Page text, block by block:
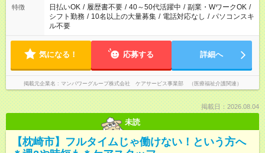
業はご案内が難しい場合があります
特徴 日払いOK / 履歴書不要 / 40～50代活躍中 / 副業・WワークOK /
シフト勤務 / 10名以上の大量募集 / 電話対応なし / パソコンスキ
ル不要
気になる！ 応募する 詳細へ
掲載元企業名 マンパワーグループ株式会社 ケアサービス事業部 （医療福祉介護関連）
掲載日：2026.08.04
未読
【枕崎市】フルタイムじゃ働けない！という方へ